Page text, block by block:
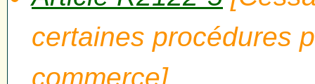
certaines procédures
commerce]